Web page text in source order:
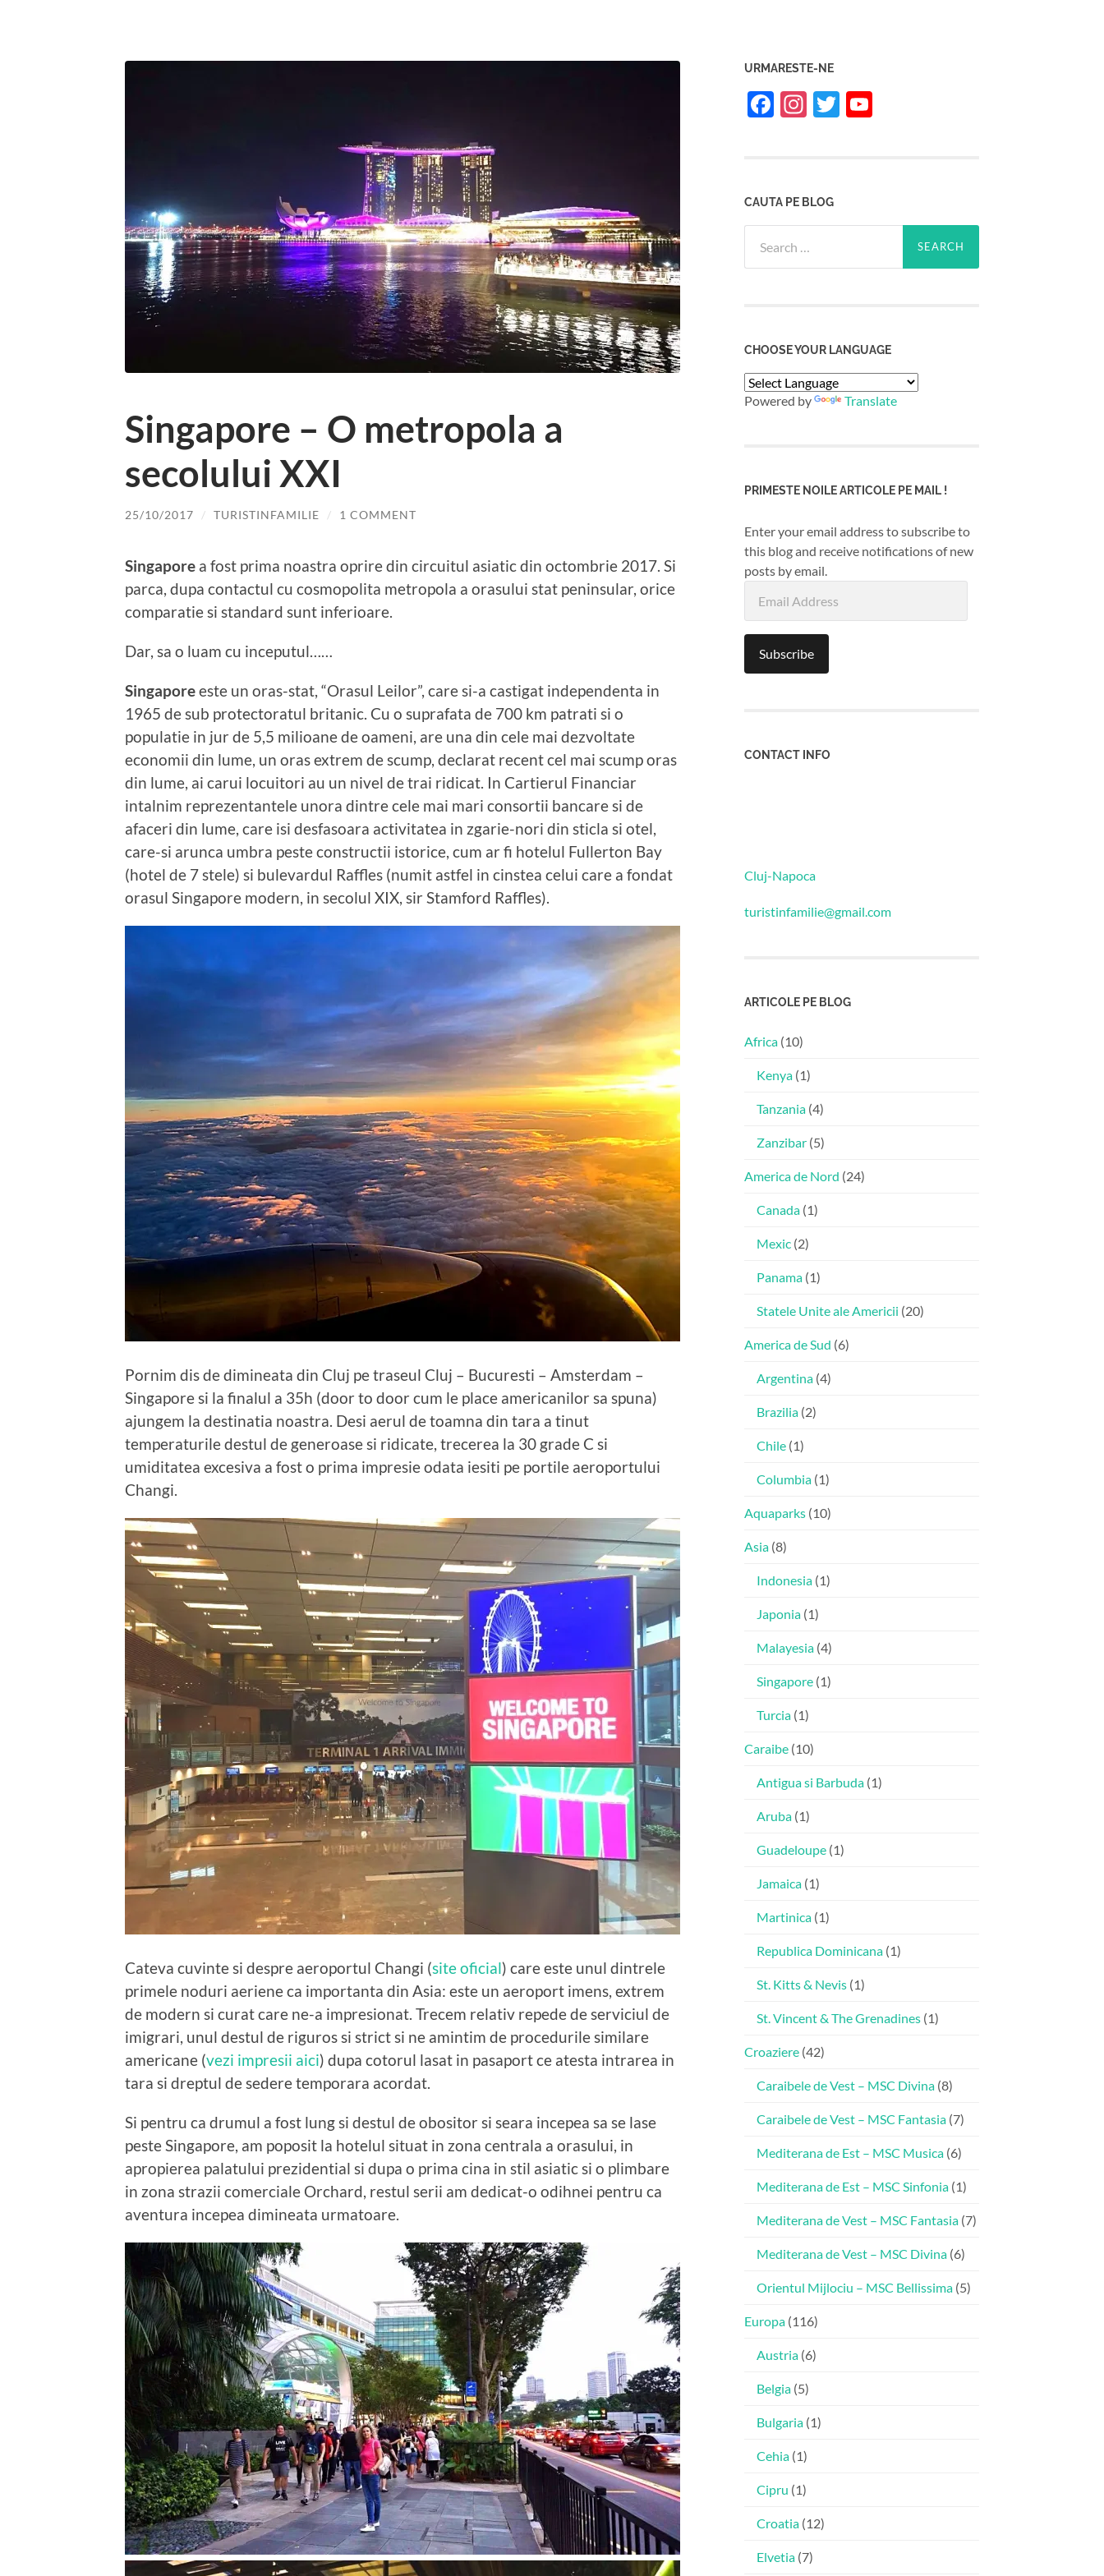
Singapore – O metropola a
secolului XXI
25/10/2017 / TURISTINFAMILIE / 1 COMMENT
Singapore a fost prima noastra oprire din circuitul asiatic din octombrie 2017. Si
parca, dupa contactul cu cosmopolita metropola a orasului stat peninsular, orice
comparatie si standard sunt inferioare.
Dar, sa o luam cu inceputul……
Singaporeeste un oras-stat, “Orasul Leilor”, care si-a castigat independenta in
1965 de sub protectoratul britanic. Cu o suprafata de 700 km patrati si o
populatie in jur de 5,5 milioane de oameni, are una din cele mai dezvoltate
economii din lume, un oras extrem de scump, declarat recent cel mai scump oras
din lume, ai carui locuitori au un nivel de trai ridicat. In Cartierul Financiar
intalnim reprezentantele unora dintre cele mai mari consortii bancare si de
afaceri din lume, care isi desfasoara activitatea in zgarie-nori din sticla si otel,
care-si arunca umbra peste constructii istorice, cum ar fi hotelul Fullerton Bay
(hotel de 7 stele) si bulevardul Raffles (numit astfel in cinstea celui care a fondat
orasul Singapore modern, in secolul XIX, sir Stamford Raffles).
Pornim dis de dimineata din Cluj pe traseul Cluj – Bucuresti – Amsterdam –
Singapore si la finalul a 35h (door to door cum le place americanilor sa spuna)
ajungem la destinatia noastra. Desi aerul de toamna din tara a tinut
temperaturile destul de generoase si ridicate, trecerea la 30 grade C si
umiditatea excesiva a fost o prima impresie odata iesiti pe portile aeroportului
Changi.
Cateva cuvinte si despre aeroportul Changi (site oficial) care este unul dintrele
primele noduri aeriene ca importanta din Asia: este un aeroport imens, extrem
de modern si curat care ne-a impresionat. Trecem relativ repede de serviciul de
imigrari, unul destul de riguros si strict si ne amintim de procedurile similare
americane (vezi impresii aici) dupa cotorul lasat in pasaport ce atesta intrarea in
tara si dreptul de sedere temporara acordat.
Si pentru ca drumul a fost lung si destul de obositor si seara incepea sa se lase
peste Singapore, am poposit la hotelul situat in zona centrala a orasului, in
apropierea palatului prezidential si dupa o prima cina in stil asiatic si o plimbare
in zona strazii comerciale Orchard, restul serii am dedicat-o odihnei pentru ca
aventura incepea dimineata urmatoare.
URMARESTE-NE
Facebook
Instagram
Twitter
CAUTA PE BLOG
for:
CHOOSE YOUR LANGUAGE
Powered by Translate
PRIMESTE NOILE ARTICOLE PE MAIL !
Enter your email address to subscribe to
this blog and receive notifications of new
posts by email.
Address
Subscribe
CONTACT INFO
Cluj-Napoca
turistinfamilie@gmail.com
ARTICOLE PE BLOG
Africa (10)
Kenya (1)
Tanzania (4)
Zanzibar (5)
America de Nord (24)
Canada (1)
Mexic (2)
Panama (1)
Statele Unite ale Americii (20)
America de Sud (6)
Argentina (4)
Brazilia (2)
Chile (1)
Columbia (1)
Aquaparks (10)
Asia (8)
Indonesia (1)
Japonia (1)
Malayesia (4)
Singapore (1)
Turcia (1)
Caraibe (10)
Antigua si Barbuda (1)
Aruba (1)
Guadeloupe (1)
Jamaica (1)
Martinica (1)
Republica Dominicana (1)
St. Kitts & Nevis (1)
St. Vincent & The Grenadines (1)
Croaziere (42)
Caraibele de Vest – MSC Divina (8)
Caraibele de Vest – MSC Fantasia (7)
Mediterana de Est – MSC Musica (6)
Mediterana de Est – MSC Sinfonia (1)
Mediterana de Vest – MSC Fantasia (7)
Mediterana de Vest – MSC Divina (6)
Orientul Mijlociu – MSC Bellissima (5)
Europa (116)
Austria (6)
Belgia (5)
Bulgaria (1)
Cehia (1)
Cipru (1)
Croatia (12)
Elvetia (7)